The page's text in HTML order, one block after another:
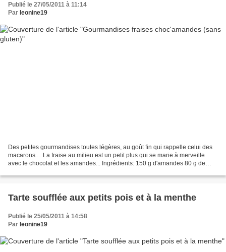
Publié le 27/05/2011 à 11:14
Par leonine19
Des petites gourmandises toutes légères, au goût fin qui rappelle celui des
macarons.... La fraise au milieu est un petit plus qui se marie à merveille
avec le chocolat et les amandes... Ingrédients: 150 g d'amandes 80 g de
Tarte soufflée aux petits pois et à la menthe
Publié le 25/05/2011 à 14:58
Par leonine19